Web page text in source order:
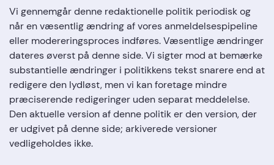
Vi gennemgår denne redaktionelle politik periodisk og
når en væsentlig ændring af vores anmeldelsespipeline
eller modereringsproces indføres. Væsentlige ændringer
dateres øverst på denne side. Vi sigter mod at bemærke
substantielle ændringer i politikkens tekst snarere end at
redigere den lydløst, men vi kan foretage mindre
præciserende redigeringer uden separat meddelelse.
Den aktuelle version af denne politik er den version, der
er udgivet på denne side; arkiverede versioner
vedligeholdes ikke.